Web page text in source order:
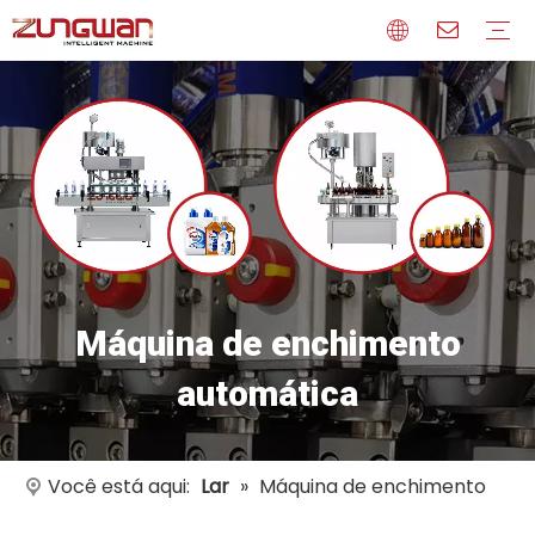
Máquina de enchimento
automática
Você está aqui: Lar » Máquina de enchimento